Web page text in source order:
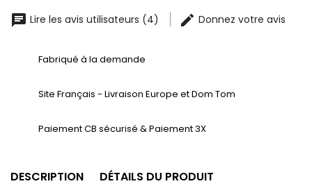
Lire les avis utilisateurs (4)
Donnez votre avis
Fabriqué à la demande
Site Français - Livraison Europe et Dom Tom
Paiement CB sécurisé & Paiement 3X
DESCRIPTION DÉTAILS DU PRODUIT